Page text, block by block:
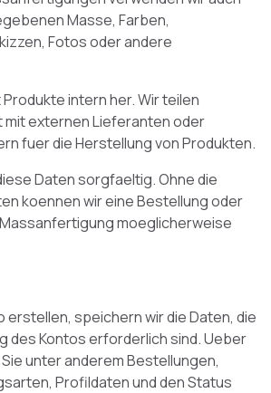
Masse, Farben,
Fotos oder andere
intern her. Wir teilen
mit externen Lieferanten oder
fuer die Herstellung von Produkten.
Daten sorgfaeltig. Ohne die
koennen wir eine Bestellung oder
moeglicherweise
erstellen, speichern wir die Daten, die
des Kontos erforderlich sind. Ueber
unter anderem Bestellungen,
Profildaten und den Status